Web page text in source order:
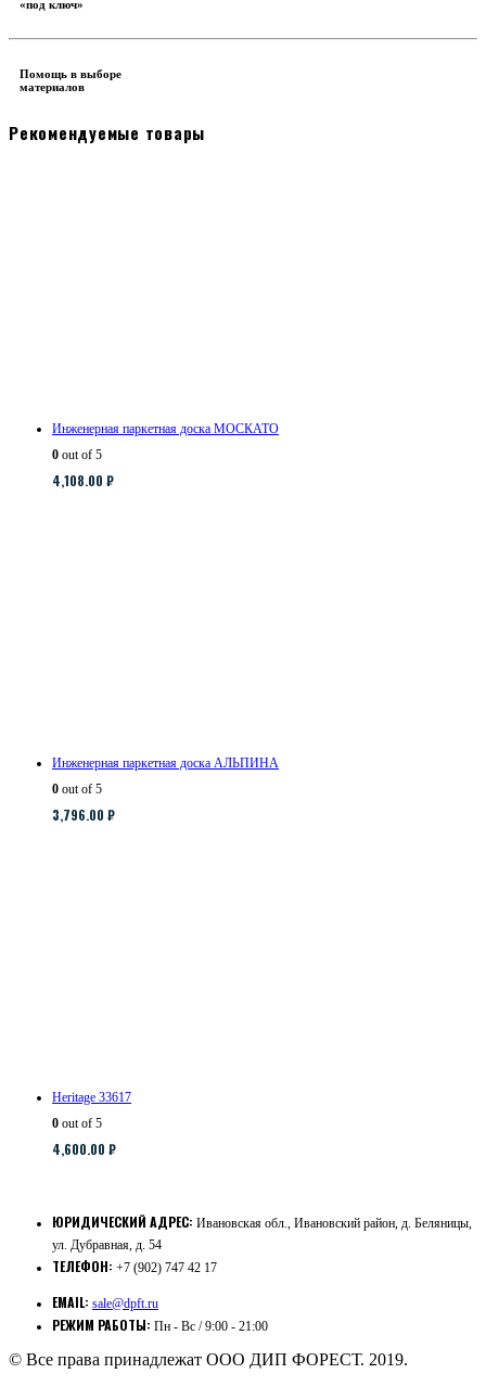
«под ключ»
Помощь в выборе
материалов
Рекомендуемые товары
Инженерная паркетная доска МОСКАТО
0 out of 5
4,108.00 ₽
Инженерная паркетная доска АЛЬПИНА
0 out of 5
3,796.00 ₽
Heritage 33617
0 out of 5
4,600.00 ₽
ЮРИДИЧЕСКИЙ АДРЕС: Ивановская обл., Ивановский район, д. Беляницы,
ул. Дубравная, д. 54
ТЕЛЕФОН: +7 (902) 747 42 17
EMAIL: sale@dpft.ru
РЕЖИМ РАБОТЫ: Пн - Вс / 9:00 - 21:00
© Все права принадлежат ООО ДИП ФОРЕСТ. 2019.